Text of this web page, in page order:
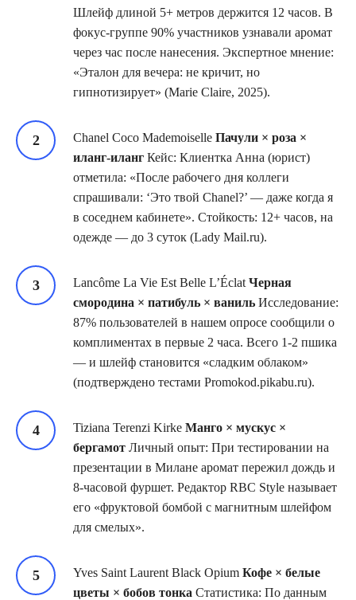
Шлейф длиной 5+ метров держится 12 часов. В
фокус-группе 90% участников узнавали аромат
через час после нанесения. Экспертное мнение:
«Эталон для вечера: не кричит, но
гипнотизирует» (Marie Claire, 2025).
Chanel Coco Mademoiselle Пачули × роза ×
иланг-иланг Кейс: Клиентка Анна (юрист)
отметила: «После рабочего дня коллеги
спрашивали: ‘Это твой Chanel?’ — даже когда я
в соседнем кабинете». Стойкость: 12+ часов, на
одежде — до 3 суток (Lady Mail.ru).
Lancôme La Vie Est Belle L’Éclat Черная
смородина × патибуль × ваниль Исследование:
87% пользователей в нашем опросе сообщили о
комплиментах в первые 2 часа. Всего 1-2 пшика
— и шлейф становится «сладким облаком»
(подтверждено тестами Promokod.pikabu.ru).
Tiziana Terenzi Kirke Манго × мускус ×
бергамот Личный опыт: При тестировании на
презентации в Милане аромат пережил дождь и
8-часовой фуршет. Редактор RBC Style называет
его «фруктовой бомбой с магнитным шлейфом
для смелых».
Yves Saint Laurent Black Opium Кофе × белые
цветы × бобов тонка Статистика: По данным